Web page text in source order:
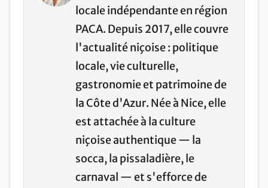
locale indépendante en région
PACA. Depuis 2017, elle couvre
l'actualité niçoise : politique
locale, vie culturelle,
gastronomie et patrimoine de
la Côte d'Azur. Née à Nice, elle
est attachée à la culture
niçoise authentique — la
socca, la pissaladière, le
carnaval — et s'efforce de